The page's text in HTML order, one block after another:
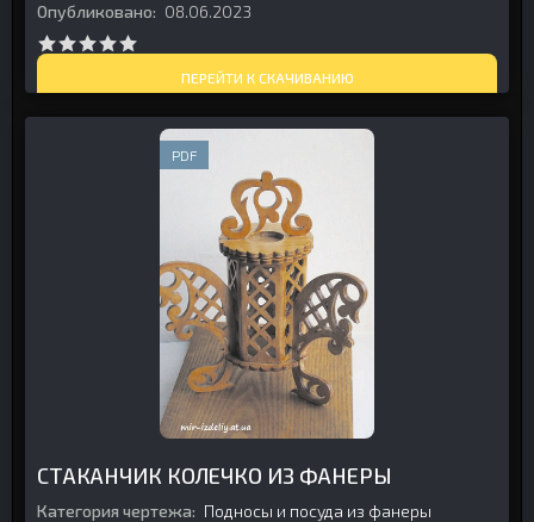
Опубликовано: 08.06.2023
ПЕРЕЙТИ К СКАЧИВАНИЮ
PDF
СТАКАНЧИК КОЛЕЧКО ИЗ ФАНЕРЫ
Категория чертежа: Подносы и посуда из фанеры